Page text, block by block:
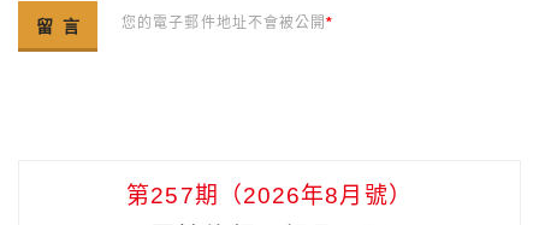
您的電子郵件地址不會被公開*
第257期（2026年8月號）